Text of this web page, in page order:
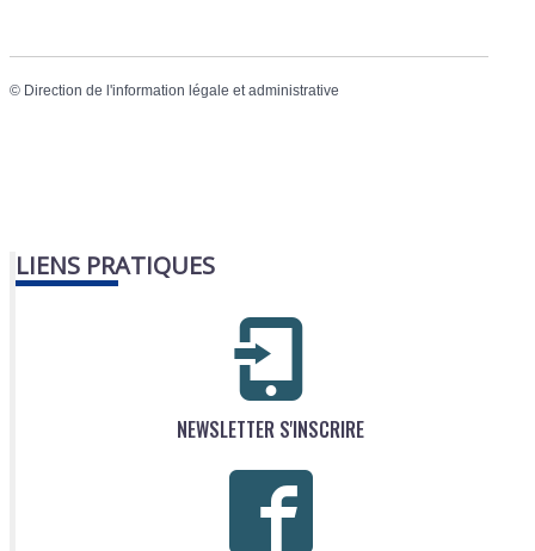
© Direction de l'information légale et administrative
LIENS PRATIQUES
NEWSLETTER S'INSCRIRE